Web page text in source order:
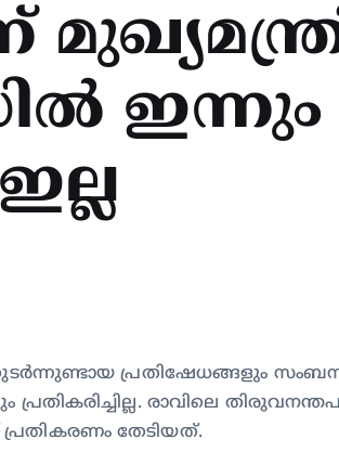
ഇന്നും
പ്രതിഷേധങ്ങളും
രാവിലെ
തേടിയത്.